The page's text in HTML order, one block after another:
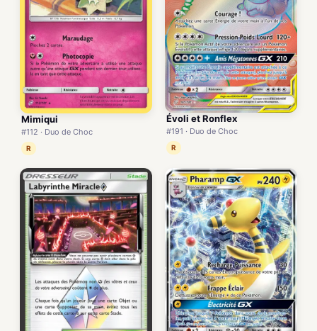
Mimiqui
#112 · Duo de Choc
R
Évoli et Ronflex
#191 · Duo de Choc
R